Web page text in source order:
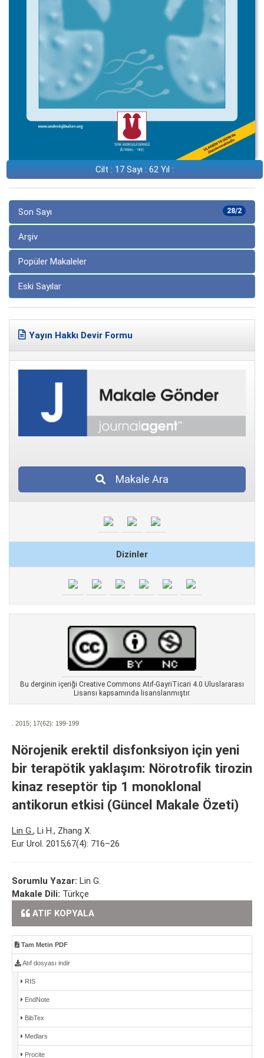
Cilt : 17 Sayı : 62 Yıl :
28/2
Son Sayı
Arşiv
Popüler Makaleler
Eski Sayılar
Yayın Hakkı Devir Formu
Makale Ara
Dizinler
Bu derginin içeriği Creative Commons Atıf-GayriTicari 4.0 Uluslararası
Lisansı kapsamında lisanslanmıştır.
. 2015; 17(62): 199-199
Nörojenik erektil disfonksiyon için yeni
bir terapötik yaklaşım: Nörotrofik tirozin
kinaz reseptör tip 1 monoklonal
antikorun etkisi (Güncel Makale Özeti)
Lin G., Li H., Zhang X.
Eur Urol. 2015;67(4): 716–26
Sorumlu Yazar: Lin G.
Makale Dili: Türkçe
ATIF KOPYALA
Tam Metin PDF
Atıf dosyası indir
RIS
EndNote
BibTex
Medlars
Procite